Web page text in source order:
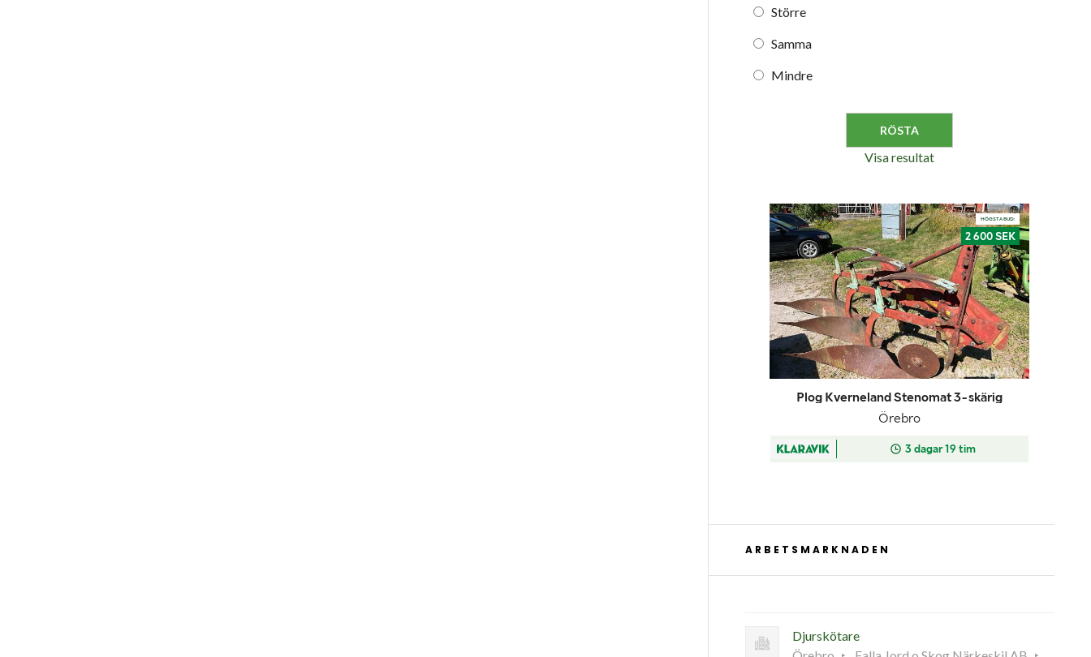
Större
Samma
Mindre
Visa resultat
ARBETSMARKNADEN
Djurskötare